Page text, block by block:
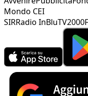
Mondo CEI
SIRRadio InBluTV2000